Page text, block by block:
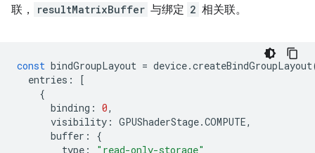
联，
resultMatrixBuffer 与绑定 2 相关联。
const bindGroupLayout = device.createBindGroupLayout
entries :
[
{
binding : 0,
visibility : GPUShaderStage.COMPUTE,
buffer :
{
type :
"read-only-storage"